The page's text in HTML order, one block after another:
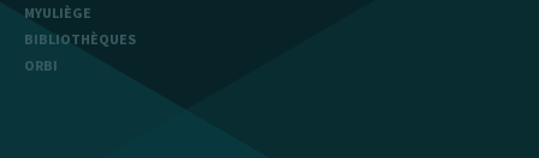
MYULIÈGE
BIBLIOTHÈQUES
ORBI